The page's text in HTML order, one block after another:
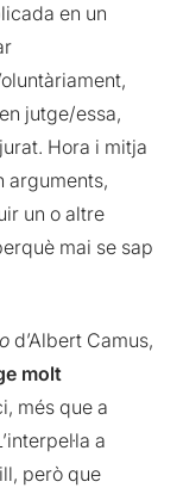
en un
jutge/essa,
Hora i mitja
arguments,
un o altre
mai se sap
d’Albert Camus,
molt
més que a
a
però que